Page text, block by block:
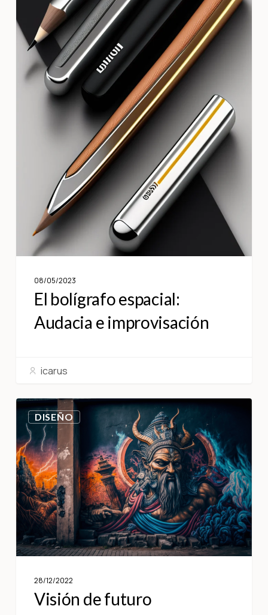
08/05/2023
El bolígrafo espacial:
Audacia e improvisación
icarus
DISEÑO
28/12/2022
Visión de futuro